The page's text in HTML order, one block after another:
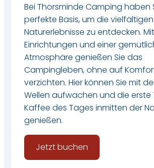
Bei Thorsminde Camping haben
perfekte Basis, um die vielfältigen
Naturerlebnisse zu entdecken.
Einrichtungen und einer
Atmosphäre genießen Sie das
Campingleben, ohne auf
verzichten. Hier können Sie mit
Wellen aufwachen und die erste
Kaffee des Tages inmitten der
genießen.
Jetzt buchen